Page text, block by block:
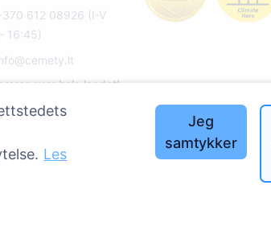
612 08926 (I-V
16:45)
over hele landet!
Les
Jeg
samtykker